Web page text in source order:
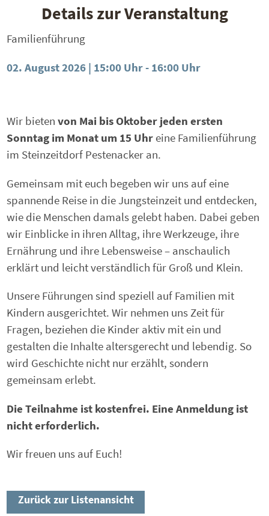
Details zur Veranstaltung
Familienführung
02. August 2026 | 15:00 Uhr- 16:00 Uhr
Wir bieten von Mai bis Oktober jeden ersten
Sonntag im Monat um 15 Uhr eine Familienführung
im Steinzeitdorf Pestenacker an.
Gemeinsam mit euch begeben wir uns auf eine
spannende Reise in die Jungsteinzeit und entdecken,
wie die Menschen damals gelebt haben. Dabei geben
wir Einblicke in ihren Alltag, ihre Werkzeuge, ihre
Ernährung und ihre Lebensweise – anschaulich
erklärt und leicht verständlich für Groß und Klein.
Unsere Führungen sind speziell auf Familien mit
Kindern ausgerichtet. Wir nehmen uns Zeit für
Fragen, beziehen die Kinder aktiv mit ein und
gestalten die Inhalte altersgerecht und lebendig. So
wird Geschichte nicht nur erzählt, sondern
gemeinsam erlebt.
Die Teilnahme ist kostenfrei. Eine Anmeldung ist
nicht erforderlich.
Wir freuen uns auf Euch!
Zurück zur Listenansicht